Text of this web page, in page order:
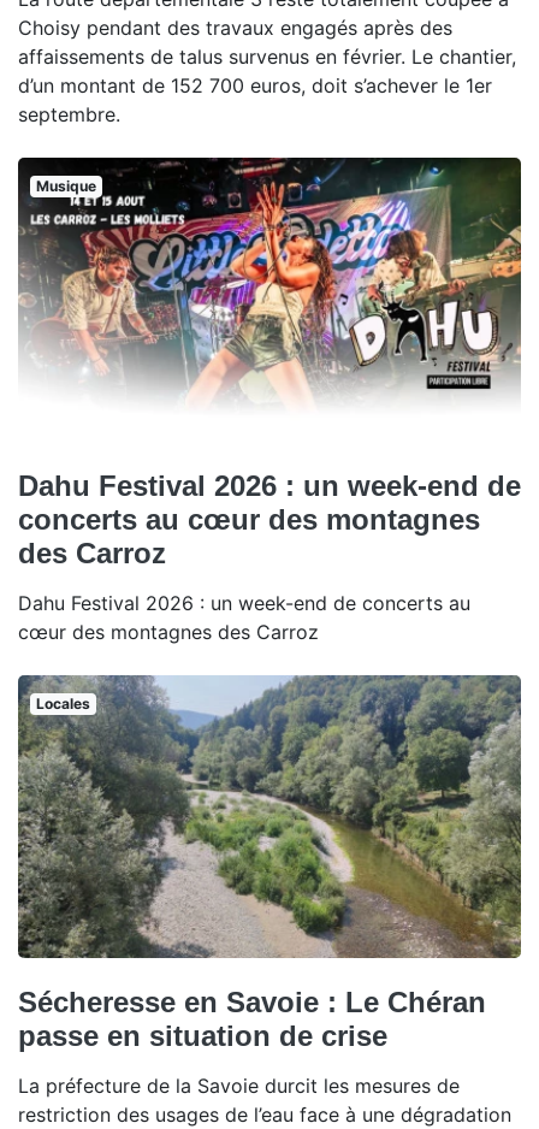
Choisy pendant des travaux engagés après des
affaissements de talus survenus en février. Le chantier,
d’un montant de 152 700 euros, doit s’achever le 1er
septembre.
Musique
Dahu Festival 2026 : un week-end de
concerts au cœur des montagnes
des Carroz
Dahu Festival 2026 : un week-end de concerts au
cœur des montagnes des Carroz
Locales
Sécheresse en Savoie : Le Chéran
passe en situation de crise
La préfecture de la Savoie durcit les mesures de
restriction des usages de l’eau face à une dégradation